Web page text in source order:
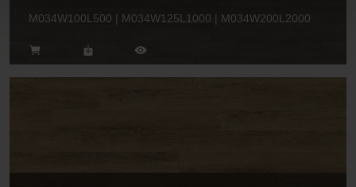
M034W100L500 | M034W125L1000 | M034W200L2000